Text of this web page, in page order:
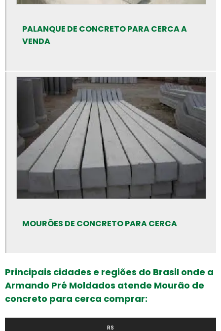
Bloquetes de concreto preço
Calha de concreto pré moldado
Canaleta de concreto 14x19x39
Canaleta de concreto de 30 cm
Canaleta de concreto preço
Canaleta de concreto tipo u
Canaleta de concreto valor
Cano de cimento preço
Cano de cimento
Canos de concreto preço
Empresa de meio fio
Empresa de piso intertravado
Empresa de tubos de concreto
PALANQUE DE CONCRETO PARA CERCA A
VENDA
MOURÕES DE CONCRETO PARA CERCA
Principais cidades e regiões do Brasil onde a
Armando Pré Moldados atende Mourão de
concreto para cerca comprar:
RS